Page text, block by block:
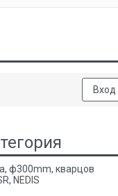
Вход
ф300mm, кварцов
NEDIS